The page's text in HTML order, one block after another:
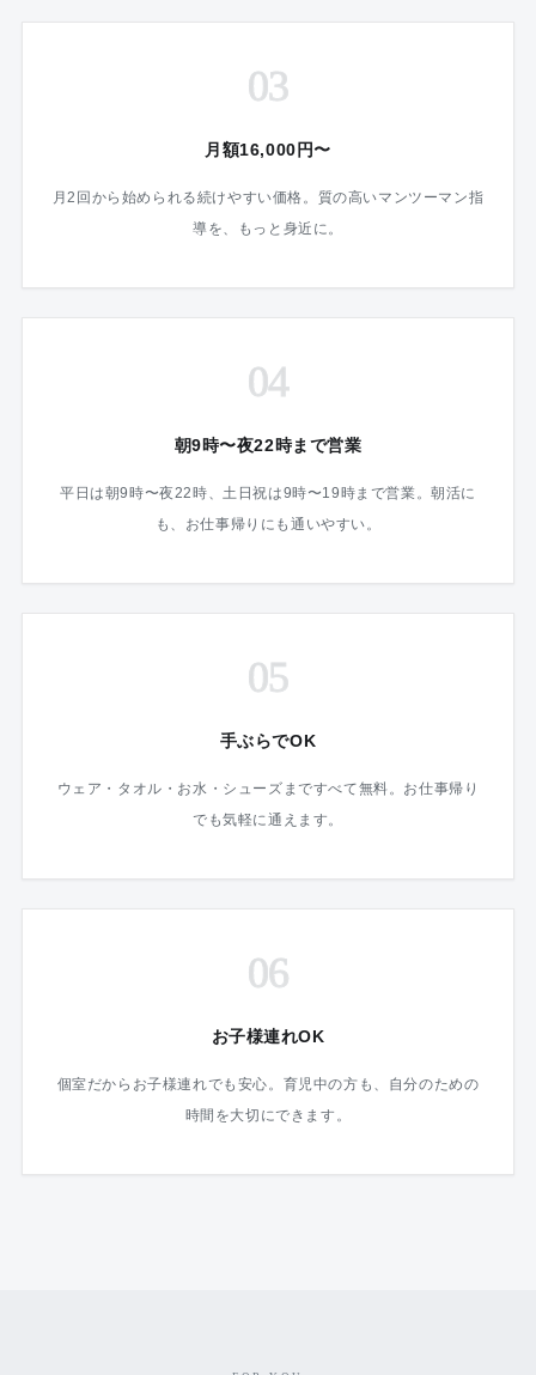
03
月額16,000円〜
月2回から始められる続けやすい価格。質の高いマンツーマン指
導を、もっと身近に。
04
朝9時〜夜22時まで営業
平日は朝9時〜夜22時、土日祝は9時〜19時まで営業。朝活に
も、お仕事帰りにも通いやすい。
05
手ぶらでOK
ウェア・タオル・お水・シューズまですべて無料。お仕事帰り
でも気軽に通えます。
06
お子様連れOK
個室だからお子様連れでも安心。育児中の方も、自分のための
時間を大切にできます。